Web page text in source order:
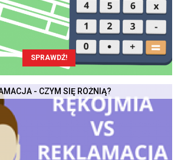
SPRAWDŹ!
- CZYM SIĘ RÓŻNIĄ?